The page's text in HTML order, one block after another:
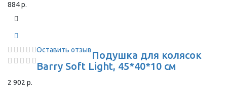
884 р.
Оставить отзывПодушка для колясок
Barry Soft Light, 45*40*10 см
2 902 р.